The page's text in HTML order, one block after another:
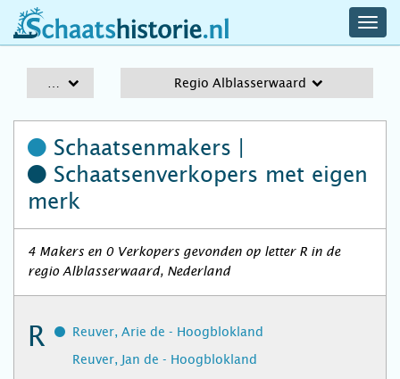
schaatshistorie.nl
Regio Alblasserwaard
Schaatsenmakers |
Schaatsenverkopers met eigen
merk
4 Makers en 0 Verkopers gevonden op letter R in de
regio Alblasserwaard, Nederland
R
Reuver, Arie de - Hoogblokland
Reuver, Jan de - Hoogblokland